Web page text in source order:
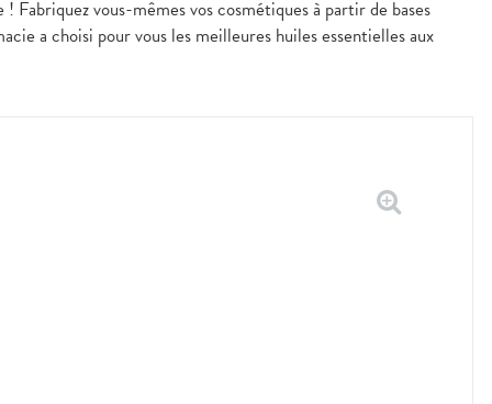
Fabriquez vous-mêmes vos cosmétiques à partir de bases
a choisi pour vous les meilleures huiles essentielles aux